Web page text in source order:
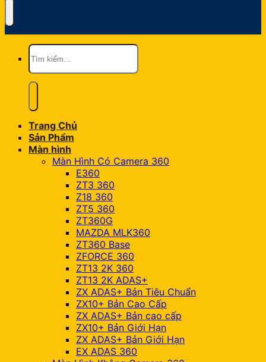
Tìm
kiếm:
Trang Chủ
Sản Phẩm
Màn hình
Màn Hình Có Camera 360
E360
ZT3 360
Z18 360
ZT5 360
ZT360G
MAZDA MLK360
ZT360 Base
ZFORCE 360
ZT13 2K 360
ZT13 2K ADAS+
ZX ADAS+ Bản Tiêu Chuẩn
ZX10+ Bản Cao Cấp
ZX ADAS+ Bản cao cấp
ZX10+ Bản Giới Hạn
ZX ADAS+ Bản Giới Hạn
EX ADAS 360